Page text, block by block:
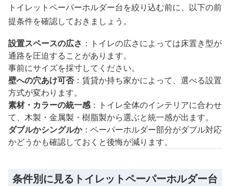
トイレットペーパーホルダー台を絞り込む前に、以下の前
提条件を確認しておきましょう。
設置スペースの広さ ：トイレの広さによっては床置き型が
通路を圧迫することがあります。
事前にサイズを採寸してください。
壁への穴あけ可否：賃貸か持ち家かによって、選べる設置
方式が変わります。
素材・カラーの統一感：トイレ全体のインテリアに合わせ
て、木製・金属製・樹脂製から選ぶと統一感が出ます。
ダブルかシングルか：ペーパーホルダー部分がダブル対応
かどうかも確認しておくと後悔が減ります。
条件別に見るトイレットペーパーホルダー台